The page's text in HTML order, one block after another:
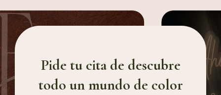
Pide tu cita de descubre
todo un mundo de color